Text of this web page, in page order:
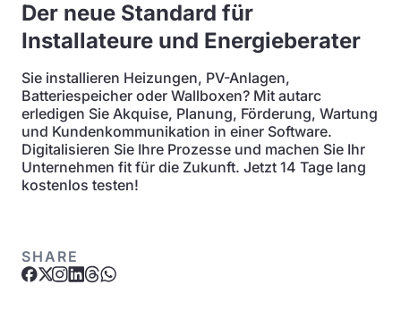
Der neue Standard für
Installateure und Energieberater
Sie installieren Heizungen, PV-Anlagen,
Batteriespeicher oder Wallboxen? Mit autarc
erledigen Sie Akquise, Planung, Förderung, Wartung
und Kundenkommunikation in einer Software.
Digitalisieren Sie Ihre Prozesse und machen Sie Ihr
Unternehmen fit für die Zukunft. Jetzt 14 Tage lang
kostenlos testen!
SHARE